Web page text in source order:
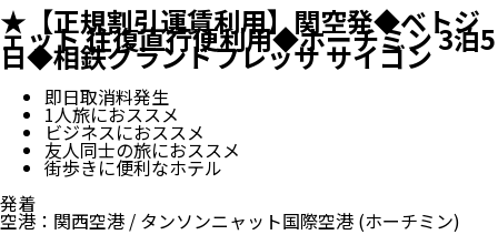
★【正規割引運賃利用】関空発◆ベトジ
ェット 往復直行便利用◆ホーチミン 3泊5
日◆相鉄グランドフレッサ サイゴン
即日取消料発生
1人旅におススメ
ビジネスにおススメ
友人同士の旅におススメ
街歩きに便利なホテル
発着
空港 ： 関西空港 / タンソンニャット国際空港 (ホーチミン)